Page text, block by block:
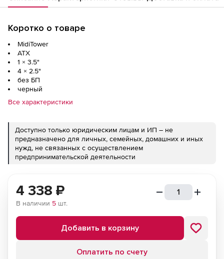
Коротко о товаре
MidiTower
ATX
1 × 3.5"
4 × 2.5"
без БП
черный
Все характеристики
Доступно только юридическим лицам и ИП – не
предназначено для личных, семейных, домашних и иных
нужд, не связанных с осуществлением
предпринимательской деятельности
4 338 ₽
В наличии 5 шт.
Добавить в корзину
Оплатить по счету